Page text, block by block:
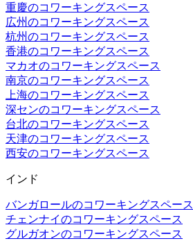
重慶のコワーキングスペース
広州のコワーキングスペース
杭州のコワーキングスペース
香港のコワーキングスペース
マカオのコワーキングスペース
南京のコワーキングスペース
上海のコワーキングスペース
深センのコワーキングスペース
台北のコワーキングスペース
天津のコワーキングスペース
西安のコワーキングスペース
インド
バンガロールのコワーキングスペース
チェンナイのコワーキングスペース
グルガオンのコワーキングスペース